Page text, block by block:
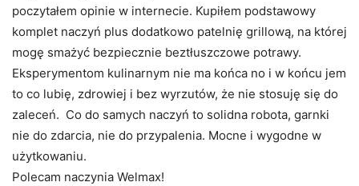
poczytałem opinie w internecie. Kupiłem podstawowy
komplet naczyń plus dodatkowo patelnię grillową, na której
mogę smażyć bezpiecznie beztłuszczowe potrawy.
Eksperymentom kulinarnym nie ma końca no i w końcu jem
to co lubię, zdrowiej i bez wyrzutów, że nie stosuję się do
zaleceń. Co do samych naczyń to solidna robota, garnki
nie do zdarcia, nie do przypalenia. Mocne i wygodne w
użytkowaniu.
Polecam naczynia Welmax!